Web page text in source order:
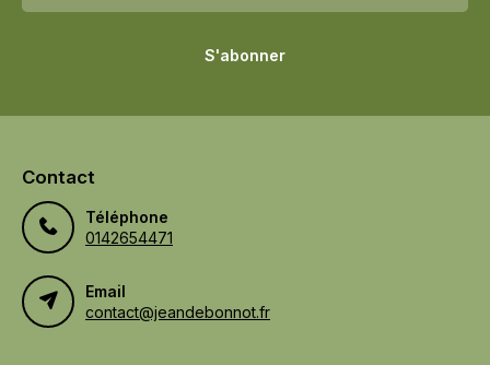
S'abonner
Contact
Téléphone
0142654471
Email
contact@jeandebonnot.fr